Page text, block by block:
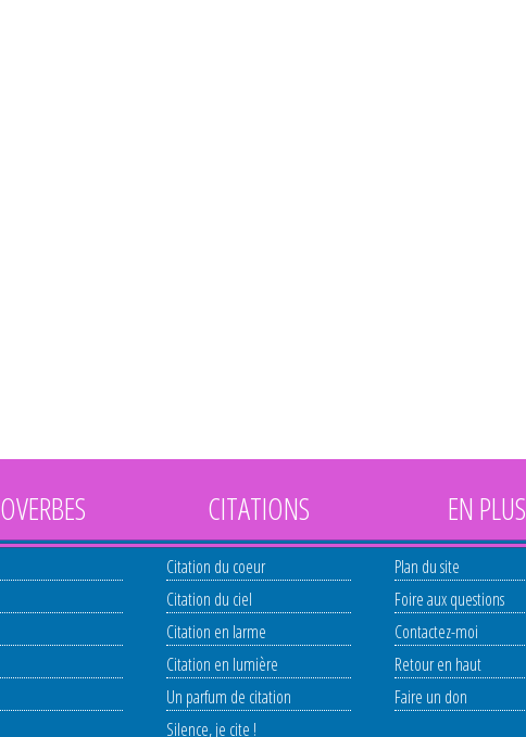
CITATIONS
Citation du coeur
Citation du ciel
Citation en larme
Citation en lumière
Un parfum de citation
Silence, je cite !
EN PLUS
Plan du site
Foire aux questions
Contactez-moi
Retour en haut
Faire un don